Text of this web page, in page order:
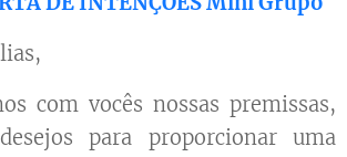
com vocês nossas premissas,
para proporcionar uma